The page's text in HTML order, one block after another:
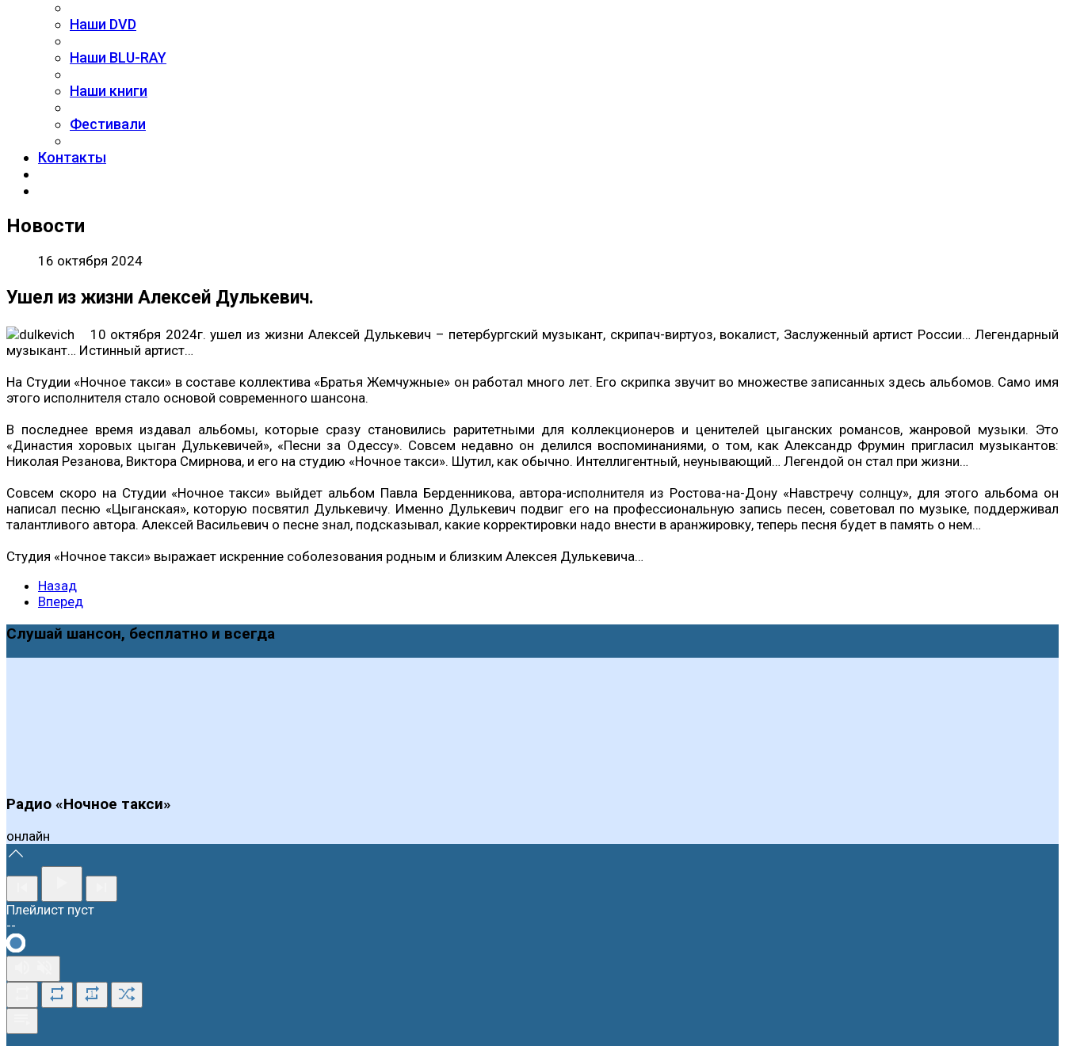
Наши DVD
Наши BLU-RAY
Наши книги
Фестивали
Контакты
Новости
16 октября 2024
Ушел из жизни Алексей Дулькевич.
10 октября 2024г. ушел из жизни Алексей Дулькевич – петербургский музыкант, скрипач-виртуоз, вокалист, Заслуженный артист России… Легендарный
музыкант… Истинный артист…
На Студии «Ночное такси» в составе коллектива «Братья Жемчужные» он работал много лет. Его скрипка звучит во множестве записанных здесь альбомов. Само имя
этого исполнителя стало основой современного шансона.
В последнее время издавал альбомы, которые сразу становились раритетными для коллекционеров и ценителей цыганских романсов, жанровой музыки. Это
«Династия хоровых цыган Дулькевичей», «Песни за Одессу». Совсем недавно он делился воспоминаниями, о том, как Александр Фрумин пригласил музыкантов:
Николая Резанова, Виктора Смирнова, и его на студию «Ночное такси». Шутил, как обычно. Интеллигентный, неунывающий… Легендой он стал при жизни…
Совсем скоро на Студии «Ночное такси» выйдет альбом Павла Берденникова, автора-исполнителя из Ростова-на-Дону «Навстречу солнцу», для этого альбома он
написал песню «Цыганская», которую посвятил Дулькевичу. Именно Дулькевич подвиг его на профессиональную запись песен, советовал по музыке, поддерживал
талантливого автора. Алексей Васильевич о песне знал, подсказывал, какие корректировки надо внести в аранжировку, теперь песня будет в память о нем…
Студия «Ночное такси» выражает искренние соболезования родным и близким Алексея Дулькевича…
Назад
Вперед
Слушай шансон, бесплатно и всегда
Радио «Ночное такси»
онлайн
Плейлист пуст
--
1